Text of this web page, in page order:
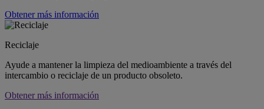
Obtener más información
Reciclaje
Ayude a mantener la limpieza del medioambiente a través del
intercambio o reciclaje de un producto obsoleto.
Obtener más información